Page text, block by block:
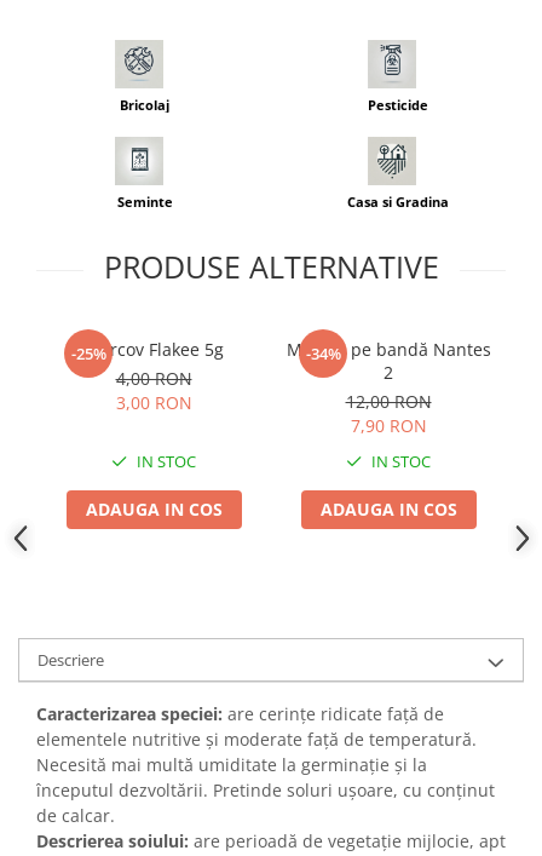
Seminte rosii
Seminte salata
Seminte sfecla
Seminte telina
Seminte varza
Seminte Vinete
Seminte pentru germinare
Seminte trifoi
Erbicid
Tratamente repaus vegetativ
Ingrasaminte plante
Ingrasaminte plante
Ingrasaminte plante - CUTIE / KG
Ingrasaminte plante - ECOLOGICE
Ingrasaminte plante - FLORI
Bricolaj Pesticide
Seminte Casa si Gradina
PRODUSE ALTERNATIVE
-25%
Morcov Flakee 5g
4,00 RON
3,00 RON
IN STOC
ADAUGA IN COS
-34%
Morcov pe bandă Nantes
2
12,00 RON
7,90 RON
IN STOC
ADAUGA IN COS
Descriere
Caracterizarea speciei: are cerințe ridicate față de
elementele nutritive și moderate față de temperatură.
Necesită mai multă umiditate la germinație și la
începutul dezvoltării. Pretinde soluri ușoare, cu conținut
de calcar.
Descrierea soiului: are perioadă de vegetație mijlocie, apt